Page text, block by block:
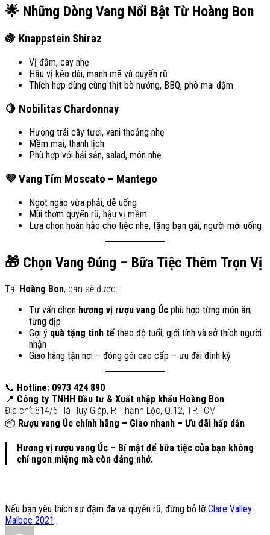
🌟 Những Dòng Vang Nổi Bật Từ Hoàng Bon
🍇 Knappstein Shiraz
Vị đậm, cay nhẹ
Hậu vị kéo dài, mạnh mẽ và quyến rũ
Thích hợp dùng cùng thịt bò nướng, BBQ, phô mai đậm
🍋 Nobilitas Chardonnay
Hương trái cây tươi, vani thoảng nhẹ
Mềm mại, thanh lịch
Phù hợp với hải sản, salad, món nhẹ
💜 Vang Tím Moscato – Mantego
Ngọt ngào vừa phải, dễ uống
Mùi thơm quyến rũ, hậu vị mềm
Lựa chọn hoàn hảo cho tiệc nhẹ, tặng bạn gái, người mới uống
🎁 Chọn Vang Đúng – Bữa Tiệc Thêm Trọn Vị
Tại Hoàng Bon, bạn sẽ được:
Tư vấn chọn hương vị rượu vang Úc phù hợp từng món ăn,
từng dịp
Gợi ý quà tặng tinh tếtheo độ tuổi, giới tính và sở thích người
nhận
Giao hàng tận nơi – đóng gói cao cấp – ưu đãi định kỳ
📞 Hotline: 0973 424 890
📍 Công ty TNHH Đầu tư & Xuất nhập khẩu Hoàng Bon
Địa chỉ: 814/5 Hà Huy Giáp, P. Thạnh Lộc, Q.12, TP.HCM
📦 Rượu vang Úc chính hãng – Giao nhanh – Ưu đãi hấp dẫn
Hương vị rượu vang Úc – Bí mật để bữa tiệc của bạn không
chỉ ngon miệng mà còn đáng nhớ.
Nếu bạn yêu thích sự đậm đà và quyến rũ, đừng bỏ lỡ Clare Valley
Malbec 2021.